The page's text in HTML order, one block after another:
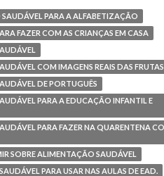
PARA A ALFABETIZAÇÃO
FAZER COM AS CRIANÇAS EM CASA
COM IMAGENS REAIS DAS FRUTAS
DE PORTUGUÊS
PARA A EDUCAÇÃO INFANTIL E
PARA FAZER NA QUARENTENA
SOBRE ALIMENTAÇÃO SAUDÁVEL
PARA USAR NAS AULAS DE EAD.